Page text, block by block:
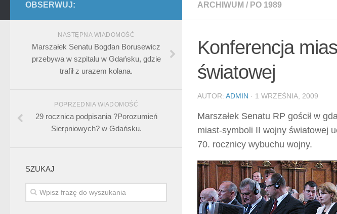
ARCHIWUM / PO 1989
Konferencja
światowej
AUTOR: ADMIN · 1 WRZEŚNIA, 2009
Marszałek Senatu RP gościł w
miast-symboli II wojny światowej
70. rocznicy wybuchu wojny.
OBSERWUJ:
NASTĘPNA WIADOMOŚĆ
Marszałek Senatu Bogdan Borusewicz
przebywa w szpitalu w Gdańsku, gdzie
trafił z urazem kolana.
POPRZEDNIA WIADOMOŚĆ
29 rocznica podpisania ?Porozumień
Sierpniowych? w Gdańsku.
SZUKAJ